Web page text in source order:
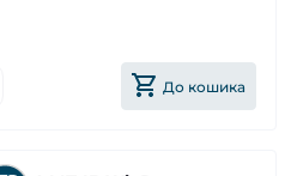
До кошика